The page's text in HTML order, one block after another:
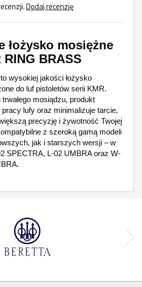
Dodaj recenzję
łożysko mosiężne
RING BRASS
wysokiej jakości łożysko
do luf pistoletów serii KMR.
mosiądzu, produkt
pracy lufy oraz minimalizuje tarcie,
precyzję i żywotność Twojej
z szeroką gamą modeli
jak i starszych wersji – w
SPECTRA, L-02 UMBRA oraz W-